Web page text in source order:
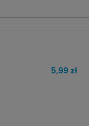
5,99 zł